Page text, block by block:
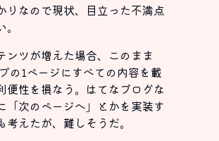
りなので現状、目立った不満点
ンツが増えた場合、このまま
の1ページにすべての内容を載
便性を損なう。はてなブログな
「次のページへ」とかを実装す
考えたが、難しそうだ。